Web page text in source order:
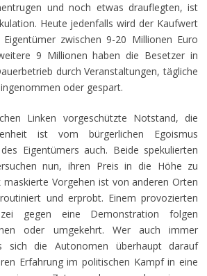
und noch etwas drauflegten, ist
Heute jedenfalls wird der Kaufwert
zwischen 9-20 Millionen Euro
9 Millionen haben die Besetzer in
durch Veranstaltungen, tägliche
oder gespart.
Linken vorgeschützte Notstand, die
ist vom bürgerlichen Egoismus
Eigentümers auch. Beide spekulierten
nun, ihren Preis in die Höhe zu
Vorgehen ist von anderen Orten
und erprobt. Einem provozierten
gegen eine Demonstration folgen
oder umgekehrt. Wer auch immer
sich die Autonomen überhaupt darauf
Erfahrung im politischen Kampf in eine